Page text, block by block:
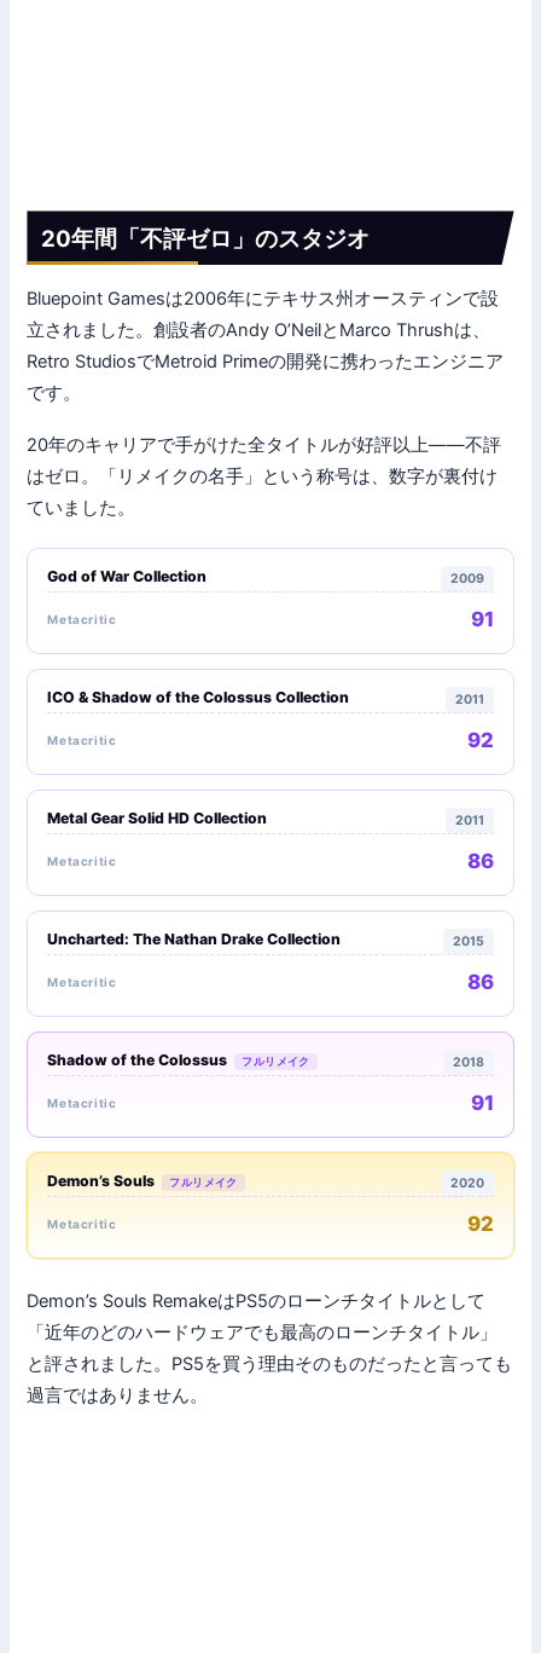
20年間「不評ゼロ」のスタジオ
Bluepoint Gamesは2006年にテキサス州オースティンで設
立されました。創設者のAndy O’NeilとMarco Thrushは、
Retro StudiosでMetroid Primeの開発に携わったエンジニア
です。
20年のキャリアで手がけた全タイトルが好評以上——不評
はゼロ。「リメイクの名手」という称号は、数字が裏付け
ていました。
God of War Collection 2009
Metacritic 91
ICO & Shadow of the Colossus Collection 2011
Metacritic 92
Metal Gear Solid HD Collection 2011
Metacritic 86
Uncharted: The Nathan Drake Collection 2015
Metacritic 86
Shadow of the Colossus フルリメイク 2018
Metacritic 91
Demon’s Souls フルリメイク 2020
Metacritic 92
Demon’s Souls RemakeはPS5のローンチタイトルとして
「近年のどのハードウェアでも最高のローンチタイトル」
と評されました。PS5を買う理由そのものだったと言っても
過言ではありません。